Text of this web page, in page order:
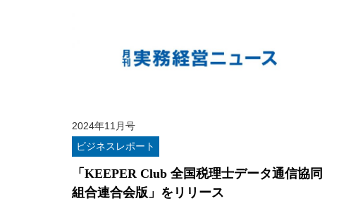
2024年11月号
ビジネスレポート
「KEEPER Club 全国税理士データ通信協同
組合連合会版」をリリース